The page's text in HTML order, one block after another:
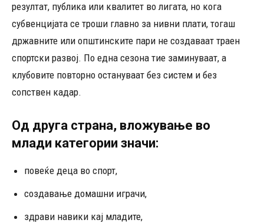
резултат, публика или квалитет во лигата, но кога
субвенцијата се троши главно за нивни плати, тогаш
државните или општинските пари не создаваат траен
спортски развој. По една сезона тие заминуваат, а
клубовите повторно остануваат без систем и без
сопствен кадар.
Од друга страна, вложување во
млади категории значи:
повеќе деца во спорт,
создавање домашни играчи,
здрави навики кај младите,